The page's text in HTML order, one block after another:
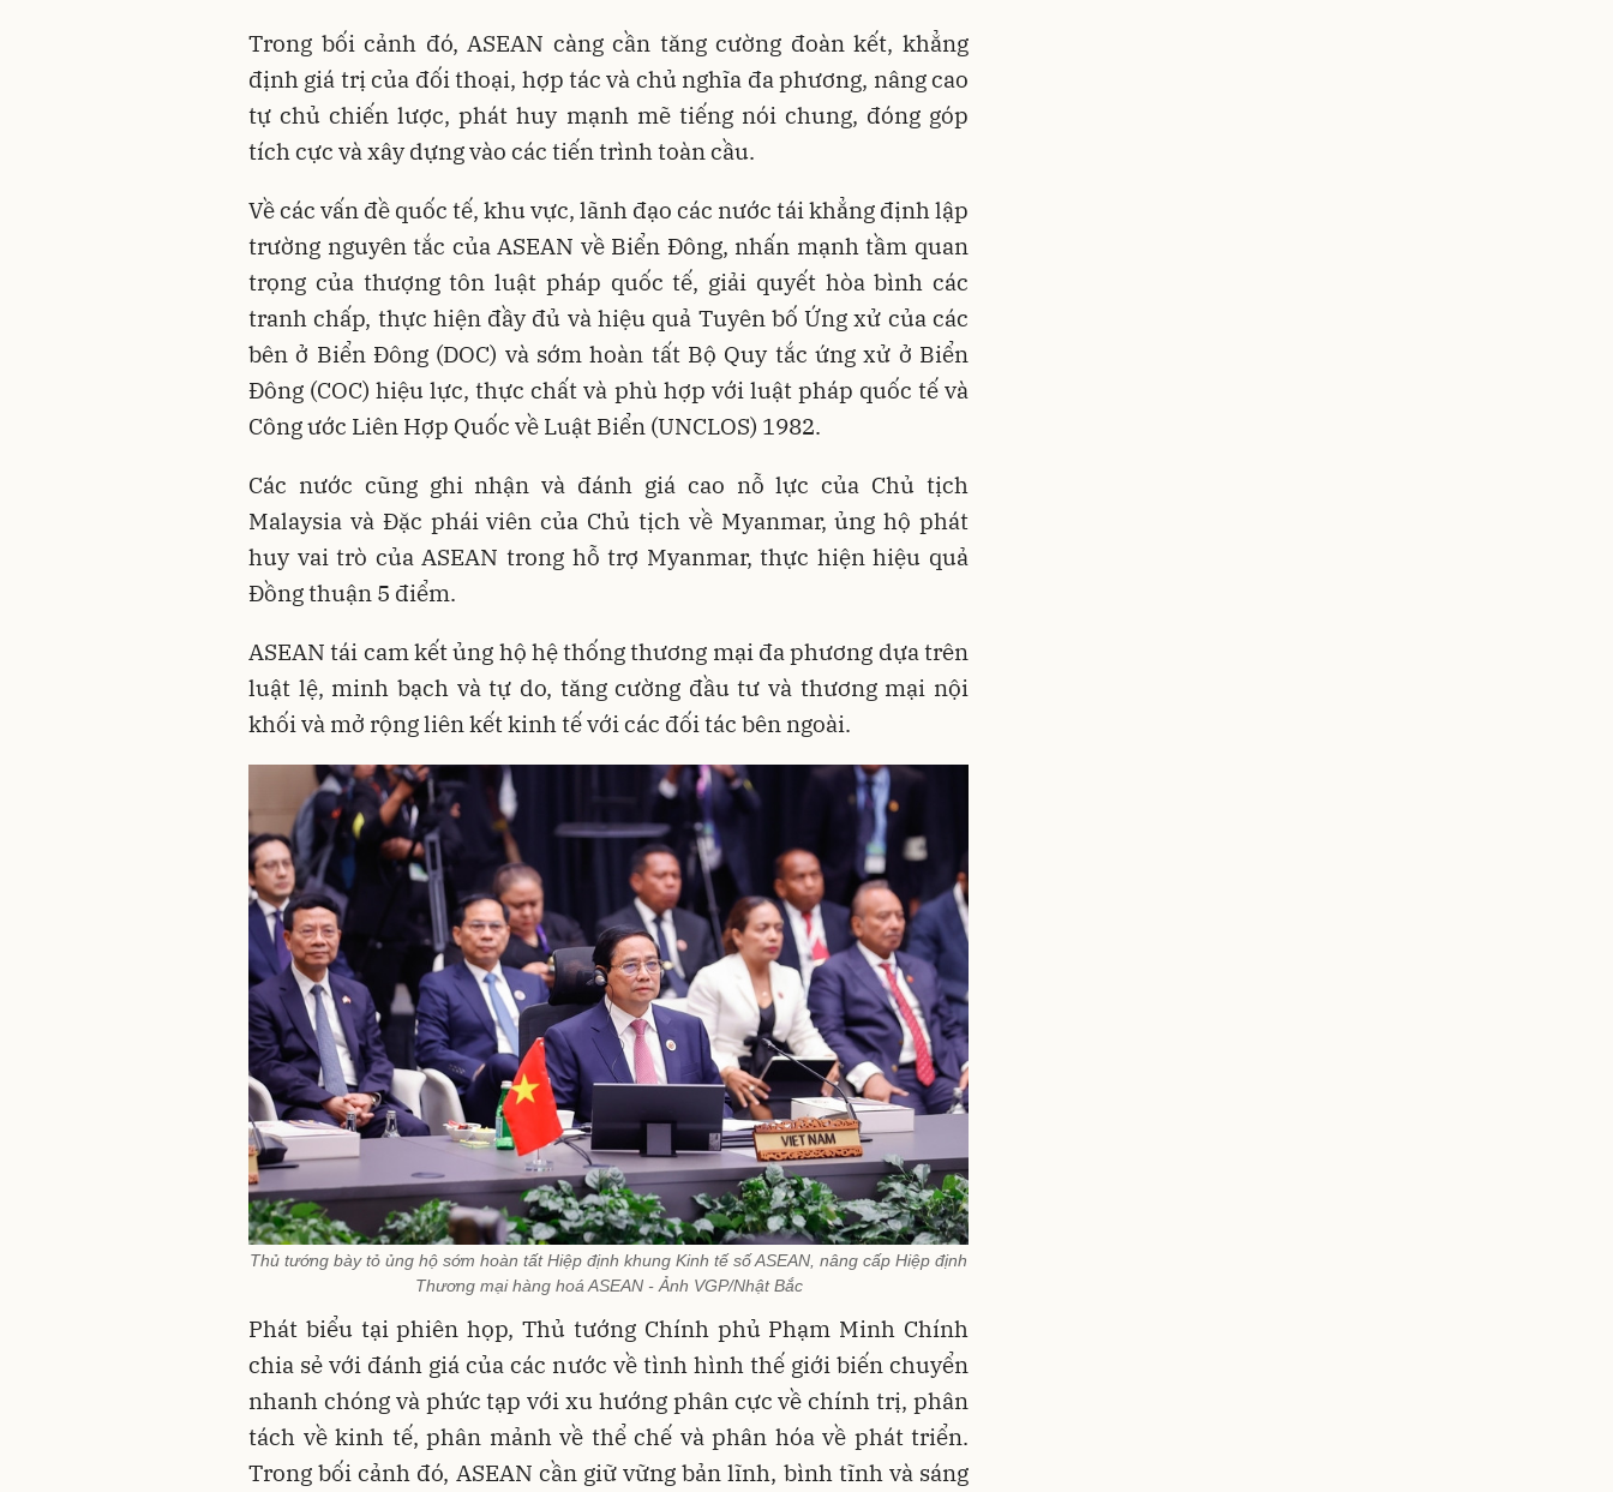
Trong bối cảnh đó, ASEAN càng cần tăng cường đoàn kết, khẳng
định giá trị của đối thoại, hợp tác và chủ nghĩa đa phương, nâng cao
tự chủ chiến lược, phát huy mạnh mẽ tiếng nói chung, đóng góp
tích cực và xây dựng vào các tiến trình toàn cầu.
Về các vấn đề quốc tế, khu vực, lãnh đạo các nước tái khẳng định lập
trường nguyên tắc của ASEAN về Biển Đông, nhấn mạnh tầm quan
trọng của thượng tôn luật pháp quốc tế, giải quyết hòa bình các
tranh chấp, thực hiện đầy đủ và hiệu quả Tuyên bố Ứng xử của các
bên ở Biển Đông (DOC) và sớm hoàn tất Bộ Quy tắc ứng xử ở Biển
Đông (COC) hiệu lực, thực chất và phù hợp với luật pháp quốc tế và
Công ước Liên Hợp Quốc về Luật Biển (UNCLOS) 1982.
Các nước cũng ghi nhận và đánh giá cao nỗ lực của Chủ tịch
Malaysia và Đặc phái viên của Chủ tịch về Myanmar, ủng hộ phát
huy vai trò của ASEAN trong hỗ trợ Myanmar, thực hiện hiệu quả
Đồng thuận 5 điểm.
ASEAN tái cam kết ủng hộ hệ thống thương mại đa phương dựa trên
luật lệ, minh bạch và tự do, tăng cường đầu tư và thương mại nội
khối và mở rộng liên kết kinh tế với các đối tác bên ngoài.
Thủ tướng bày tỏ ủng hộ sớm hoàn tất Hiệp định khung Kinh tế số ASEAN, nâng cấp Hiệp định
Thương mại hàng hoá ASEAN - Ảnh VGP/Nhật Bắc
Phát biểu tại phiên họp, Thủ tướng Chính phủ Phạm Minh Chính
chia sẻ với đánh giá của các nước về tình hình thế giới biến chuyển
nhanh chóng và phức tạp với xu hướng phân cực về chính trị, phân
tách về kinh tế, phân mảnh về thể chế và phân hóa về phát triển.
Trong bối cảnh đó, ASEAN cần giữ vững bản lĩnh, bình tĩnh và sáng